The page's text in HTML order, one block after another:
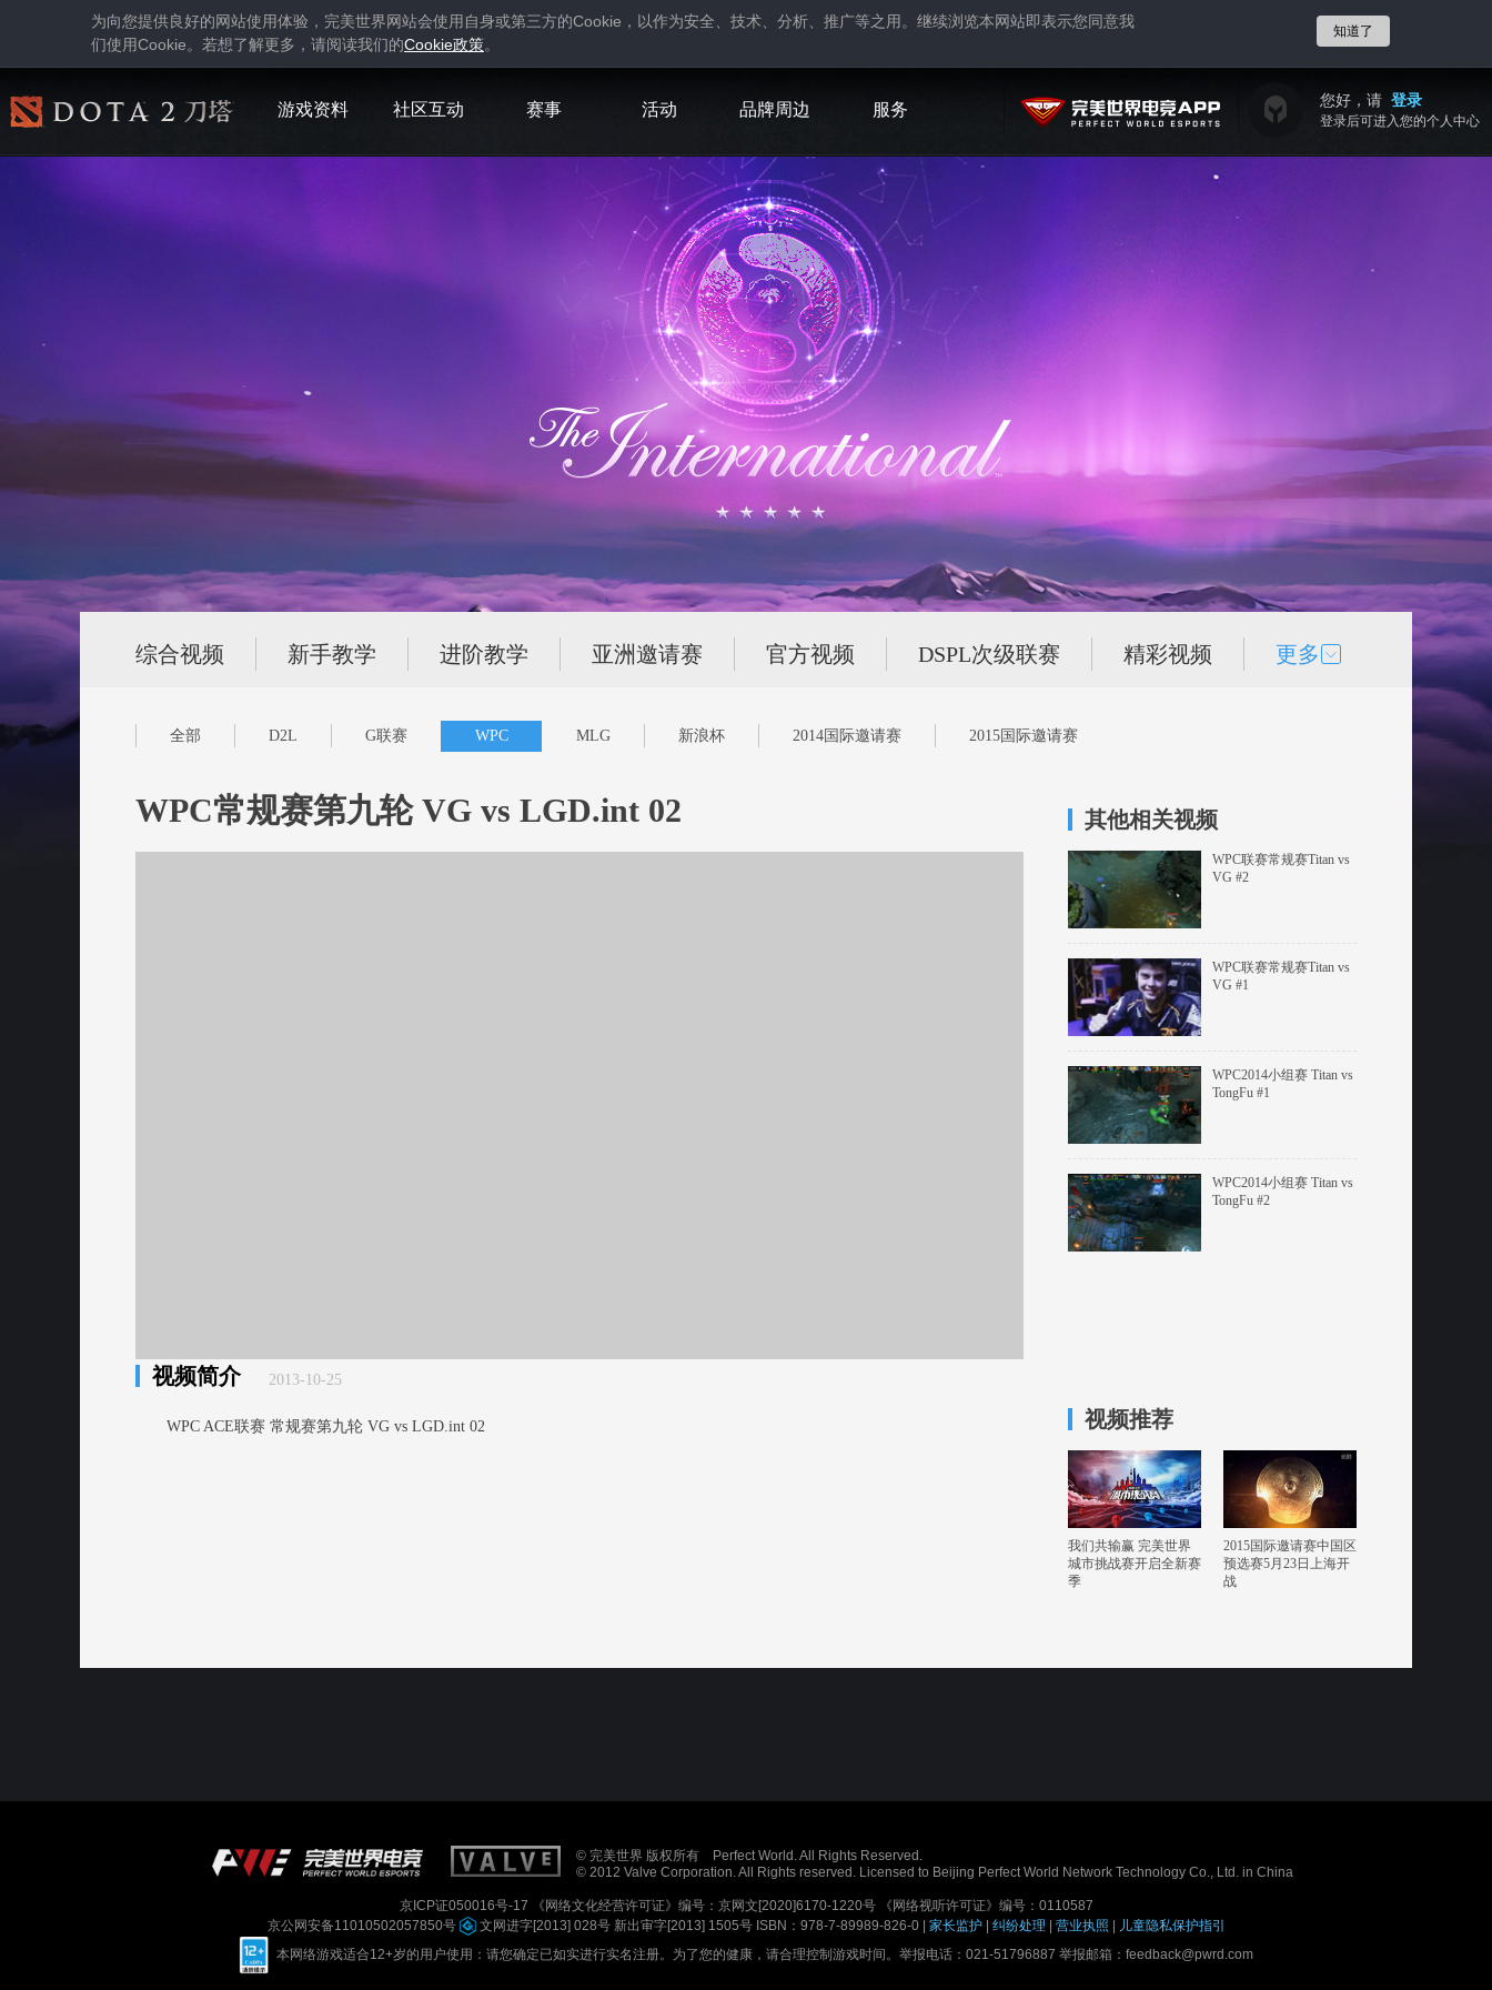
为向您提供良好的网站使用体验，完美世界网站会使用自身或第三方的Cookie ，以作为安全、技术、分析、推广等之用。继续浏览本网站即表示您同意我
们使用Cookie。若想了解更多，请阅读我们的Cookie政策。
知道了
游戏资料 社区互动 赛事 活动 品牌周边 服务 您好，请 登录
登录后可进入您的个人中心
综合视频 新手教学 进阶教学 亚洲邀请赛 官方视频 DSPL次级联赛 精彩视频 更多
全部 D2L G联赛 WPC MLG 新浪杯 2014国际邀请赛 2015国际邀请赛
WPC常规赛第九轮 VG vs LGD.int 02
视频简介 2013-10-25
WPC ACE联赛 常规赛第九轮 VG vs LGD.int 02
其他相关视频
WPC联赛常规赛Titan vs
VG #2
WPC联赛常规赛Titan vs
VG #1
WPC2014小组赛 Titan vs
TongFu #1
WPC2014小组赛 Titan vs
TongFu #2
视频推荐
我们共输赢 完美世界
城市挑战赛开启全新赛
季
2015国际邀请赛中国区
预选赛5月23日上海开
战
© 完美世界 版权所有 Perfect World. All Rights Reserved.
© 2012 Valve Corporation. All Rights reserved. Licensed to Beijing Perfect World Network Technology Co., Ltd. in China
京ICP证050016号-17 《网络文化经营许可证》编号：京网文[2020]6170-1220号
《网络视听许可证》编号：0110587
京公网安备11010502057850号
文网进字[2013] 028号 新出审字[2013] 1505号 ISBN：978-7-89989-826-0 | 家长监护 纠纷处理 营业执照
儿童隐私保护指引
本网络游戏适合12+岁的用户使用：请您确定已如实进行实名注册。为了您的健康，请合理控制游戏时间。举报电话：021-51796887 举报邮箱：feedback@pwrd.com